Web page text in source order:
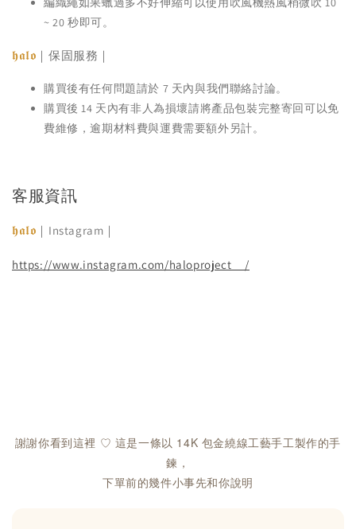
~ 20 秒即可。
𝖍𝖆𝖑𝖔 ｜保固服務｜
購買後有任何問題請於 7 天內與我們聯絡討論。
購買後 14 天內有非人為損壞請將產品包裝完整寄回可以免
費維修，逾期材料費與運費需要額外另計。
客服資訊
𝖍𝖆𝖑𝖔 ｜Instagram｜
https://www.instagram.com/haloproject__/
謝謝你看到這裡 ♡ 這是一條以 14K 包金繞線工藝手工製作的手
鍊，
下單前的幾件小事先和你說明